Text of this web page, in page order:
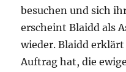
besuchen und sich
erscheint Blaidd als
wieder. Blaidd
Auftrag hat, die